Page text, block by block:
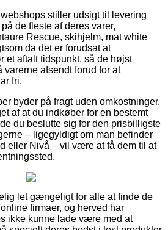
stiller udsigt til levering
de fleste af deres varer,
Rescue, skihjelm, mat white
da det er forudsat at
et aftalt tidspunkt, så de højst
varerne afsendt forud for at
fri.
byder på fragt uden omkostninger,
af at du indkøber for en bestemt
du beslutte sig for den prisbilligste
– ligegyldigt om man befinder
eller Nivå – vil være at få dem til at
let gængeligt for alle at finde de
firmaer, og herved har
ikke kunne lade være med at